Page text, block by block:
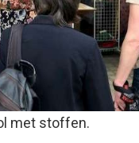
met stoffen.